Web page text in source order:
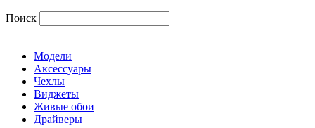
Поиск
Модели
Аксессуары
Чехлы
Виджеты
Живые обои
Драйверы